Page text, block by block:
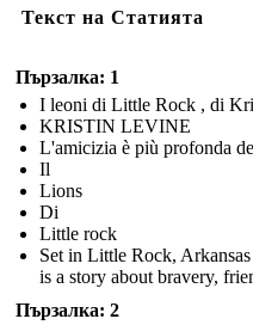
Текст на Статията
Пързалка: 1
I leoni di Little Rock , di
KRISTIN LEVINE
L'amicizia è più profonda
Il
Lions
Di
Little rock
Set in Little Rock,
is a story about bravery,
Пързалка: 2